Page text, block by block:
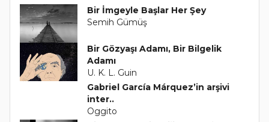
Bir İmgeyle Başlar Her Şey
Semih Gümüş
Bir Gözyaşı Adamı, Bir Bilgelik
Adamı
U. K. L. Guin
Gabriel García Márquez’in arşivi
inter..
Oggito